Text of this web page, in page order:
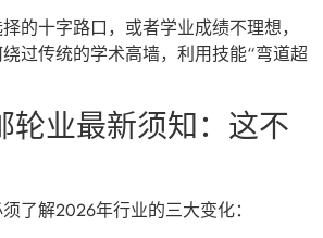
的十字路口，或者学业成绩不理想，
过传统的学术高墙，利用技能“弯道超
轮业最新须知：这不
了解2026年行业的三大变化：